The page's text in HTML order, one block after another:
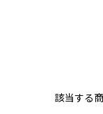
該当する